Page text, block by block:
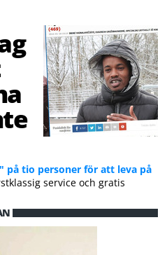
på tio personer för att leva på
service och gratis